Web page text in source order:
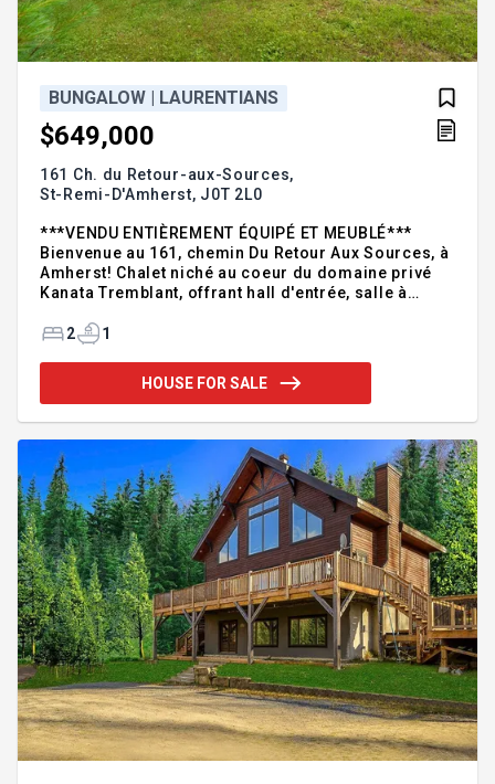
BUNGALOW | LAURENTIANS
$649,000
161 Ch. du Retour-aux-Sources,
St-Remi-D'Amherst, J0T 2L0
***VENDU ENTIÈREMENT ÉQUIPÉ ET MEUBLÉ***
Bienvenue au 161, chemin Du Retour Aux Sources, à
Amherst! Chalet niché au coeur du domaine privé
Kanata Tremblant, offrant hall d'entrée, salle à
bains. Terrain boisé procurant intimité et
sauna, salle de jeux, billard), héliport privé. À
proximité des attraits de Tremblant. Une occasion
location à court-terme, possibilités de revenus
infinis Addendu
2 1
HOUSE FOR SALE